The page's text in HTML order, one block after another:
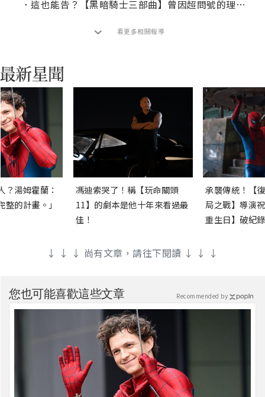
． 這也能告？【黑暗騎士三部曲】曾因超問號的理由被提告
看更多相關報導
？湯姆霍蘭：
的計畫。」
馮迪索哭了！稱【玩命關頭
11】的劇本是他十年來看過最
佳！
承襲傳統！【
局之戰】導演
重生日】破紀
↓ ↓ ↓ 尚有文章，請往下閱讀 ↓ ↓ ↓
您也可能喜歡這些文章 Recommended by